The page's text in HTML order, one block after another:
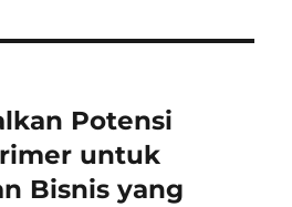
Potensi
untuk
Bisnis yang